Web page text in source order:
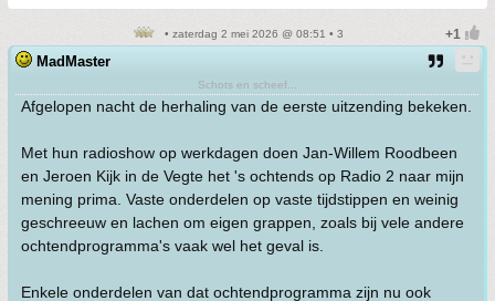
• zaterdag 2 mei 2026 @ 08:51 • 3
MadMaster
Schots en scheef...
Afgelopen nacht de herhaling van de eerste uitzending bekeken.
Met hun radioshow op werkdagen doen Jan-Willem Roodbeen
en Jeroen Kijk in de Vegte het 's ochtends op Radio 2 naar mijn
mening prima. Vaste onderdelen op vaste tijdstippen en weinig
geschreeuw en lachen om eigen grappen, zoals bij vele andere
ochtendprogramma's vaak wel het geval is.
Enkele onderdelen van dat ochtendprogramma zijn nu ook